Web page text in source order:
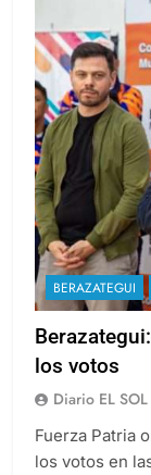
BERAZATEGUI
los votos
Diario EL SOL
Fuerza Patria
los votos en